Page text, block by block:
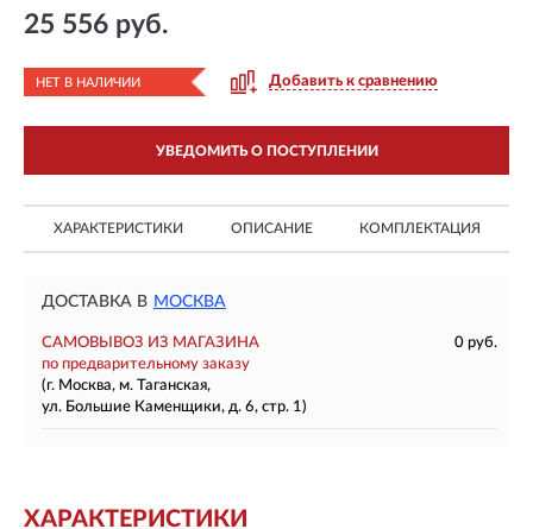
25 556 руб.
НЕТ В НАЛИЧИИ Добавить к сравнению
УВЕДОМИТЬ О ПОСТУПЛЕНИИ
ХАРАКТЕРИСТИКИ ОПИСАНИЕ КОМПЛЕКТАЦИЯ
ДОСТАВКА В МОСКВА
САМОВЫВОЗ ИЗ МАГАЗИНА
0 руб.
по предварительному заказу
(г. Москва, м. Таганская,
ул. Большие Каменщики, д. 6, стр. 1)
ХАРАКТЕРИСТИКИ